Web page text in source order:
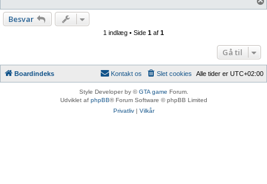
Besvar
1 indlæg • Side 1 af 1
Gå til
Boardindeks Alle tider er UTC+02:00
Slet cookies
Kontakt os
Style Developer by ©GTA game Forum.
Udviklet af phpBB® Forum Software © phpBB Limited
Privatliv| Vilkår